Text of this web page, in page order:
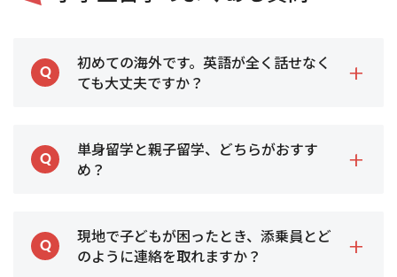
初めての海外です。英語が全く話せなく
ても大丈夫ですか？
談できる添乗員が出発から帰国まで同行します。異
文化に触れ、海外生活にとけ込めるよう、現地コー
朝起きる」、「好き嫌いなく何でも食べる」、「英
語が話せなくてもジェスチャーや筆談などを使って
単身留学と親子留学、どちらがおすす
め？
プへの単身参加がおすすめです。親元を離れるのは
いつだって心配や不安がつきものですが、それ以上
現地で子どもが困ったとき、添乗員とど
のように連絡を取れますか？